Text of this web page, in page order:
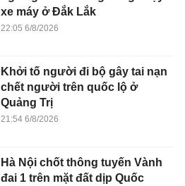
xe máy ở Đắk Lắk
22:05 6/8/2026
Khởi tố người đi bộ gây tai nạn
chết người trên quốc lộ ở
Quảng Trị
21:54 6/8/2026
Hà Nội chốt thông tuyến Vành
đai 1 trên mặt đất dịp Quốc